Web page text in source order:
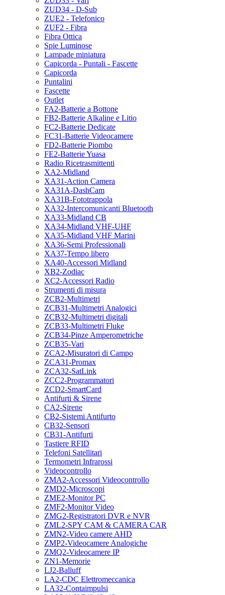
ZUD34 - D-Sub
ZUE2 - Telefonico
ZUF2 - Fibra
Fibra Ottica
Spie Luminose
Lampade miniatura
Capicorda - Puntali - Fascette
Capicorda
Puntalini
Fascette
Outlet
FA2-Batterie a Bottone
FB2-Batterie Alkaline e Litio
FC2-Batterie Dedicate
FC31-Batterie Videocamere
FD2-Batterie Piombo
FE2-Batterie Yuasa
Radio Ricetrasmittenti
XA2-Midland
XA31-Action Camera
XA31A-DashCam
XA31B-Fototrappola
XA32-Intercomunicanti Bluetooth
XA33-Midland CB
XA34-Midland VHF-UHF
XA35-Midland VHF Marini
XA36-Semi Professionali
XA37-Tempo libero
XA40-Accessori Midland
XB2-Zodiac
XC2-Accessori Radio
Strumenti di misura
ZCB2-Multimetri
ZCB31-Multimetri Analogici
ZCB32-Multimetri digitali
ZCB33-Multimetri Fluke
ZCB34-Pinze Amperometriche
ZCB35-Vari
ZCA2-Misuratori di Campo
ZCA31-Promax
ZCA32-SatLink
ZCC2-Programmatori
ZCD2-SmartCard
Antifurti & Sirene
CA2-Sirene
CB2-Sistemi Antifurto
CB32-Sensori
CB31-Antifurti
Tastiere RFID
Telefoni Satellitari
Termometri Infrarossi
Videocontrollo
ZMA2-Accessori Videocontrollo
ZMD2-Microscopi
ZME2-Monitor PC
ZMF2-Monitor Video
ZMG2-Registratori DVR e NVR
ZML2-SPY CAM & CAMERA CAR
ZMN2-Video camere AHD
ZMP2-Videocamere Analogiche
ZMQ2-Videocamere IP
ZN1-Memorie
LJ2-Balluff
LA2-CDC Elettromeccanica
LA32-Contaimpulsi